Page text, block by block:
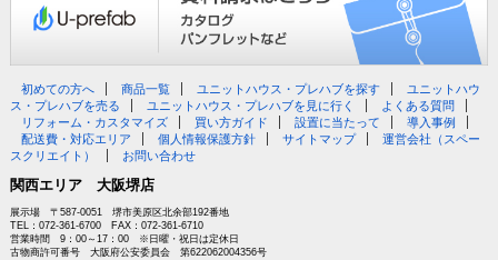
初めての方へ 商品一覧 ユニットハウス・プレハブを探す
ユニットハウ
ス・プレハブを売る
ユニットハウス・プレハブを見に行く
よくある質問
リフォーム・カスタマイズ
買い方ガイド 設置に当たって
導入事例
配送費・対応エリア
個人情報保護方針 サイトマップ
運営会社（スペー
スクリエイト）
お問い合わせ
関西エリア 大阪堺店
展示場 〒587-0051 堺市美原区北余部192番地
TEL：072-361-6700 FAX：072-361-6710
営業時間 9：00～17：00 ※日曜・祝日は定休日
古物商許可番号 大阪府公安委員会 第622062004356号